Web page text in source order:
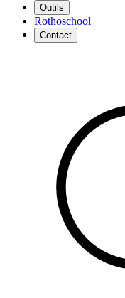
Outils
Rothoschool
Contact